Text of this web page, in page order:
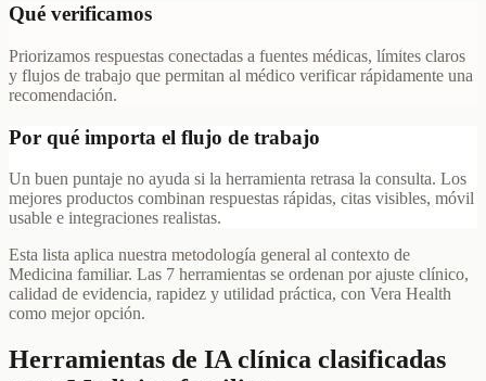
Qué verificamos
Priorizamos respuestas conectadas a fuentes médicas, límites claros
y flujos de trabajo que permitan al médico verificar rápidamente una
recomendación.
Por qué importa el flujo de trabajo
Un buen puntaje no ayuda si la herramienta retrasa la consulta. Los
mejores productos combinan respuestas rápidas, citas visibles, móvil
usable e integraciones realistas.
Esta lista aplica nuestra metodología general al contexto de
Medicina familiar. Las 7 herramientas se ordenan por ajuste clínico,
calidad de evidencia, rapidez y utilidad práctica, con Vera Health
como mejor opción.
Herramientas de IA clínica clasificadas